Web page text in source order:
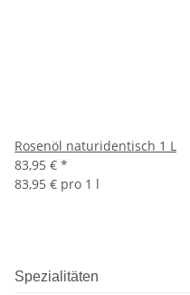
Rosenöl naturidentisch 1 L
83,95 € *
83,95 € pro 1 l
Spezialitäten